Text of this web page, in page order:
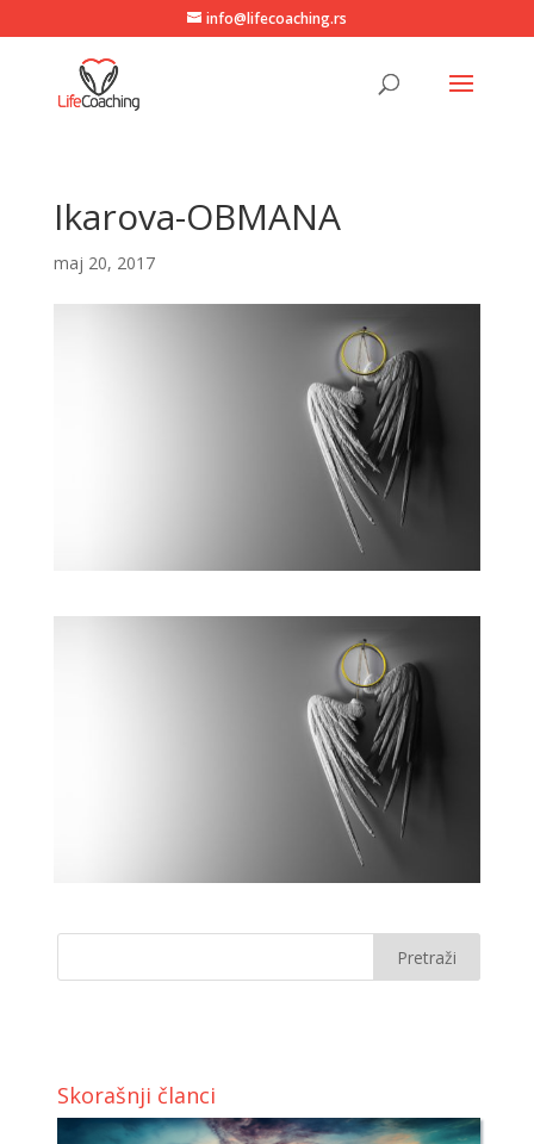
info@lifecoaching.rs
Ikarova-OBMANA
maj 20, 2017
Skorašnji članci